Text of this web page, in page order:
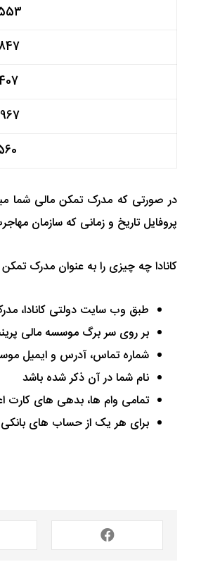
پروفایل تاریخ و زمانی که سازمان
کانادا چه چیزی را به عنوان مدرک
طبق وب سایت دولتی کانادا،
بر روی سر برگ موسسه مالی
شماره تماس، آدرس و ایمیل
نام شما در آن ذکر شده باشد
تمامی وام ها، بدهی های کارت
برای هر یک از حساب های بانکی